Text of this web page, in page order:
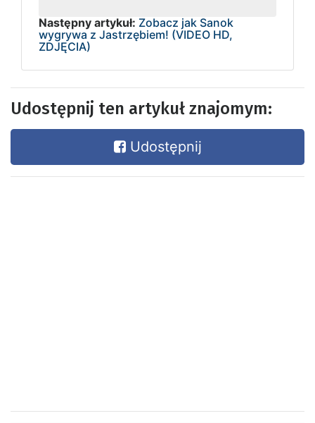
Następny artykuł: Zobacz jak Sanok
wygrywa z Jastrzębiem! (VIDEO HD,
ZDJĘCIA)
Udostępnij ten artykuł znajomym:
Udostępnij